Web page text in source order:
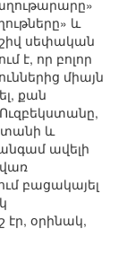
և
սեփական
է, որ բոլոր
միայն
քան
և
ավելի
բացակայել
էր, օրինակ,